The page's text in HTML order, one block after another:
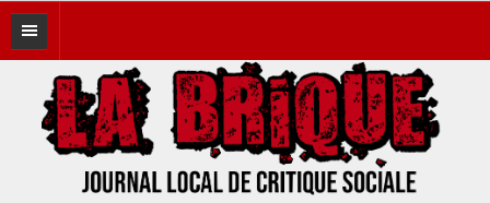
A LA UNE
THÉMATIQUES
Brique Brother